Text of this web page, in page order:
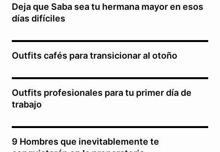
Deja que Saba sea tu hermana mayor en esos
días difíciles
Outfits cafés para transicionar al otoño
Outfits profesionales para tu primer día de
trabajo
9 Hombres que inevitablemente te